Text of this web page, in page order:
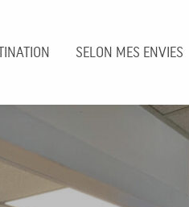
SELON MES ENVIES